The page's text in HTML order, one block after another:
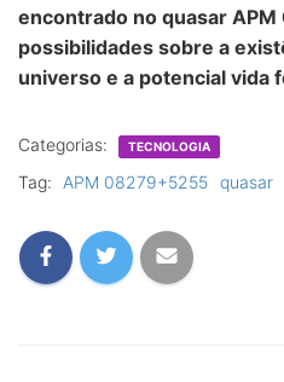
encontrado no quasar
possibilidades sobre a
universo e a potencial vida
Categorias: TECNOLOGIA
Tag: APM 08279+5255 quasar